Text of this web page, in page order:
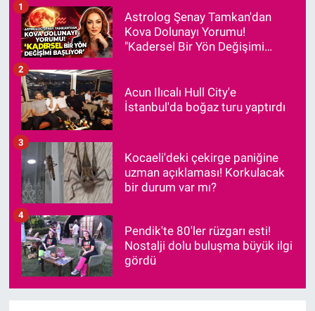
Astrolog Şenay Tamkan'dan
Kova Dolunayı Yorumu!
"Kadersel Bir Yön Değişimi
1
Acun Ilıcalı Hull City'e
İstanbul'da boğaz turu yaptırdı
2
Kocaeli'deki çekirge paniğine
uzman açıklaması! Korkulacak
bir durum var mı?
3
Pendik'te 80'ler rüzgarı esti!
Nostalji dolu buluşma büyük ilgi
gördü
4